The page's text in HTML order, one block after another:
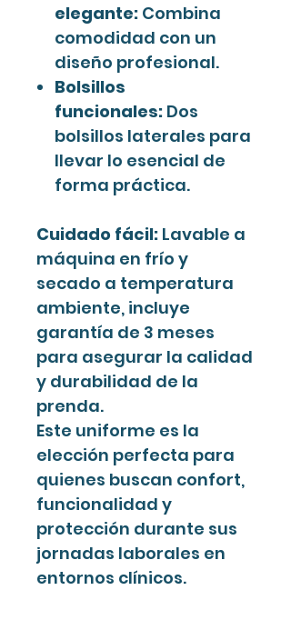
elegante: Combina
comodidad con un
diseño profesional.
Bolsillos
funcionales: Dos
bolsillos laterales para
llevar lo esencial de
forma práctica.
Cuidado fácil: Lavable a
máquina en frío y
secado a temperatura
ambiente, incluye
garantía de 3 meses
para asegurar la calidad
y durabilidad de la
prenda.
Este uniforme es la
elección perfecta para
quienes buscan confort,
funcionalidad y
protección durante sus
jornadas laborales en
entornos clínicos.